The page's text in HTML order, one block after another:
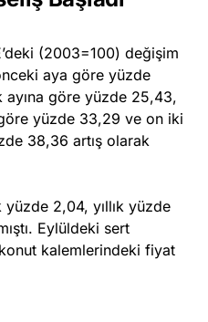
(2003=100) değişim
aya göre yüzde
ayına göre yüzde 25,43,
göre yüzde 33,29 ve on iki
38,36 artış olarak
yüzde 2,04, yıllık yüzde
Eylüldeki sert
kalemlerindeki fiyat